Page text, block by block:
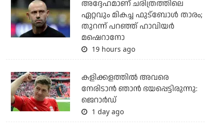
അദ്ദേഹമാണ് ചരിത്രത്തിലെ
ഏറ്റവും മികച്ച ഫുട്‌ബോള്‍ താരം;
തുറന്ന് പറഞ്ഞ് ഹാവിയര്‍
മഷെറാനോ
19 hours ago
കളിക്കളത്തില്‍ അവരെ
നേരിടാന്‍ ഞാന്‍ ഭയപ്പെട്ടിരുന്നു:
ജെറാര്‍ഡ്
1 day ago